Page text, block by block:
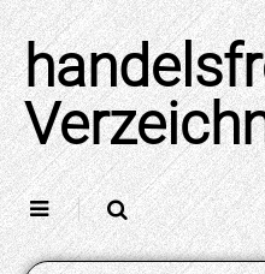
Skip
to
content